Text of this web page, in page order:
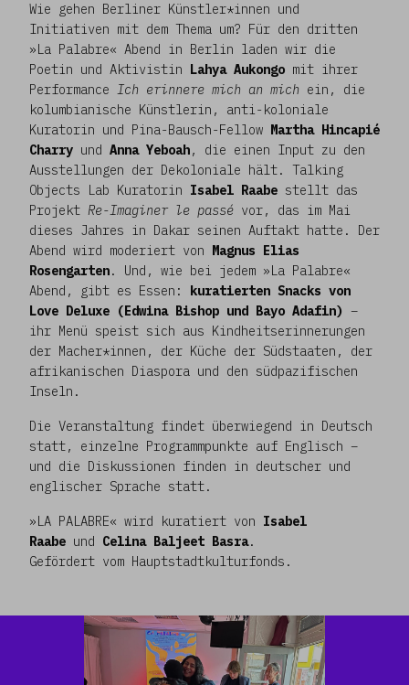
Wie gehen Berliner Künstler*innen und
Initiativen mit dem Thema um? Für den dritten
»La Palabre« Abend in Berlin laden wir die
Poetin und Aktivistin Lahya Aukongo mit ihrer
Performance Ich erinnere mich an mich ein, die
kolumbianische Künstlerin, anti-koloniale
Kuratorin und Pina-Bausch-Fellow Martha Hincapié
Charry und Anna Yeboah, die einen Input zu den
Ausstellungen der Dekoloniale hält. Talking
Objects Lab Kuratorin Isabel Raabe stellt das
Projekt Re-Imaginer le passé vor, das im Mai
dieses Jahres in Dakar seinen Auftakt hatte. Der
Abend wird moderiert von Magnus Elias
Rosengarten.
Und, wie bei jedem »La Palabre«
Abend, gibt es Essen: kuratierten Snacks von
Love Deluxe (Edwina Bishop und Bayo Adafin) –
ihr Menü speist sich aus Kindheitserinnerungen
der Macher*innen, der Küche der Südstaaten, der
afrikanischen Diaspora und den südpazifischen
Inseln.
Die Veranstaltung findet überwiegend in Deutsch
statt, einzelne Programmpunkte auf Englisch –
und die Diskussionen finden in deutscher und
englischer Sprache statt.
»LA PALABRE« wird kuratiert von Isabel
Raabe und Celina Baljeet Basra.
Gefördert vom Hauptstadtkulturfonds.